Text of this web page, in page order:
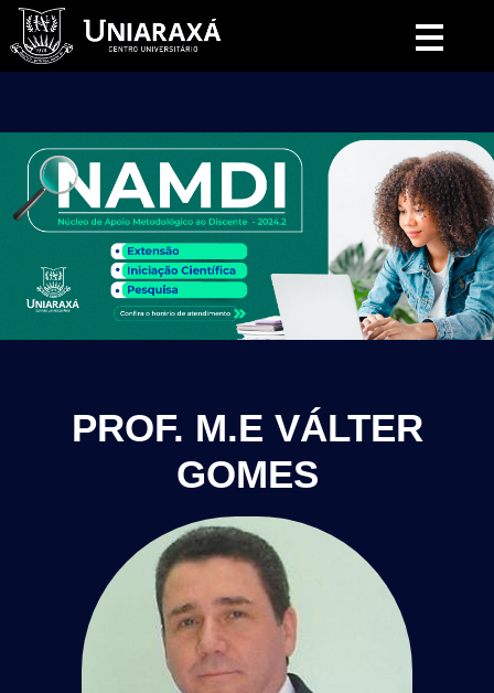
Pular
para
PROF. M.E VÁLTER
GOMES